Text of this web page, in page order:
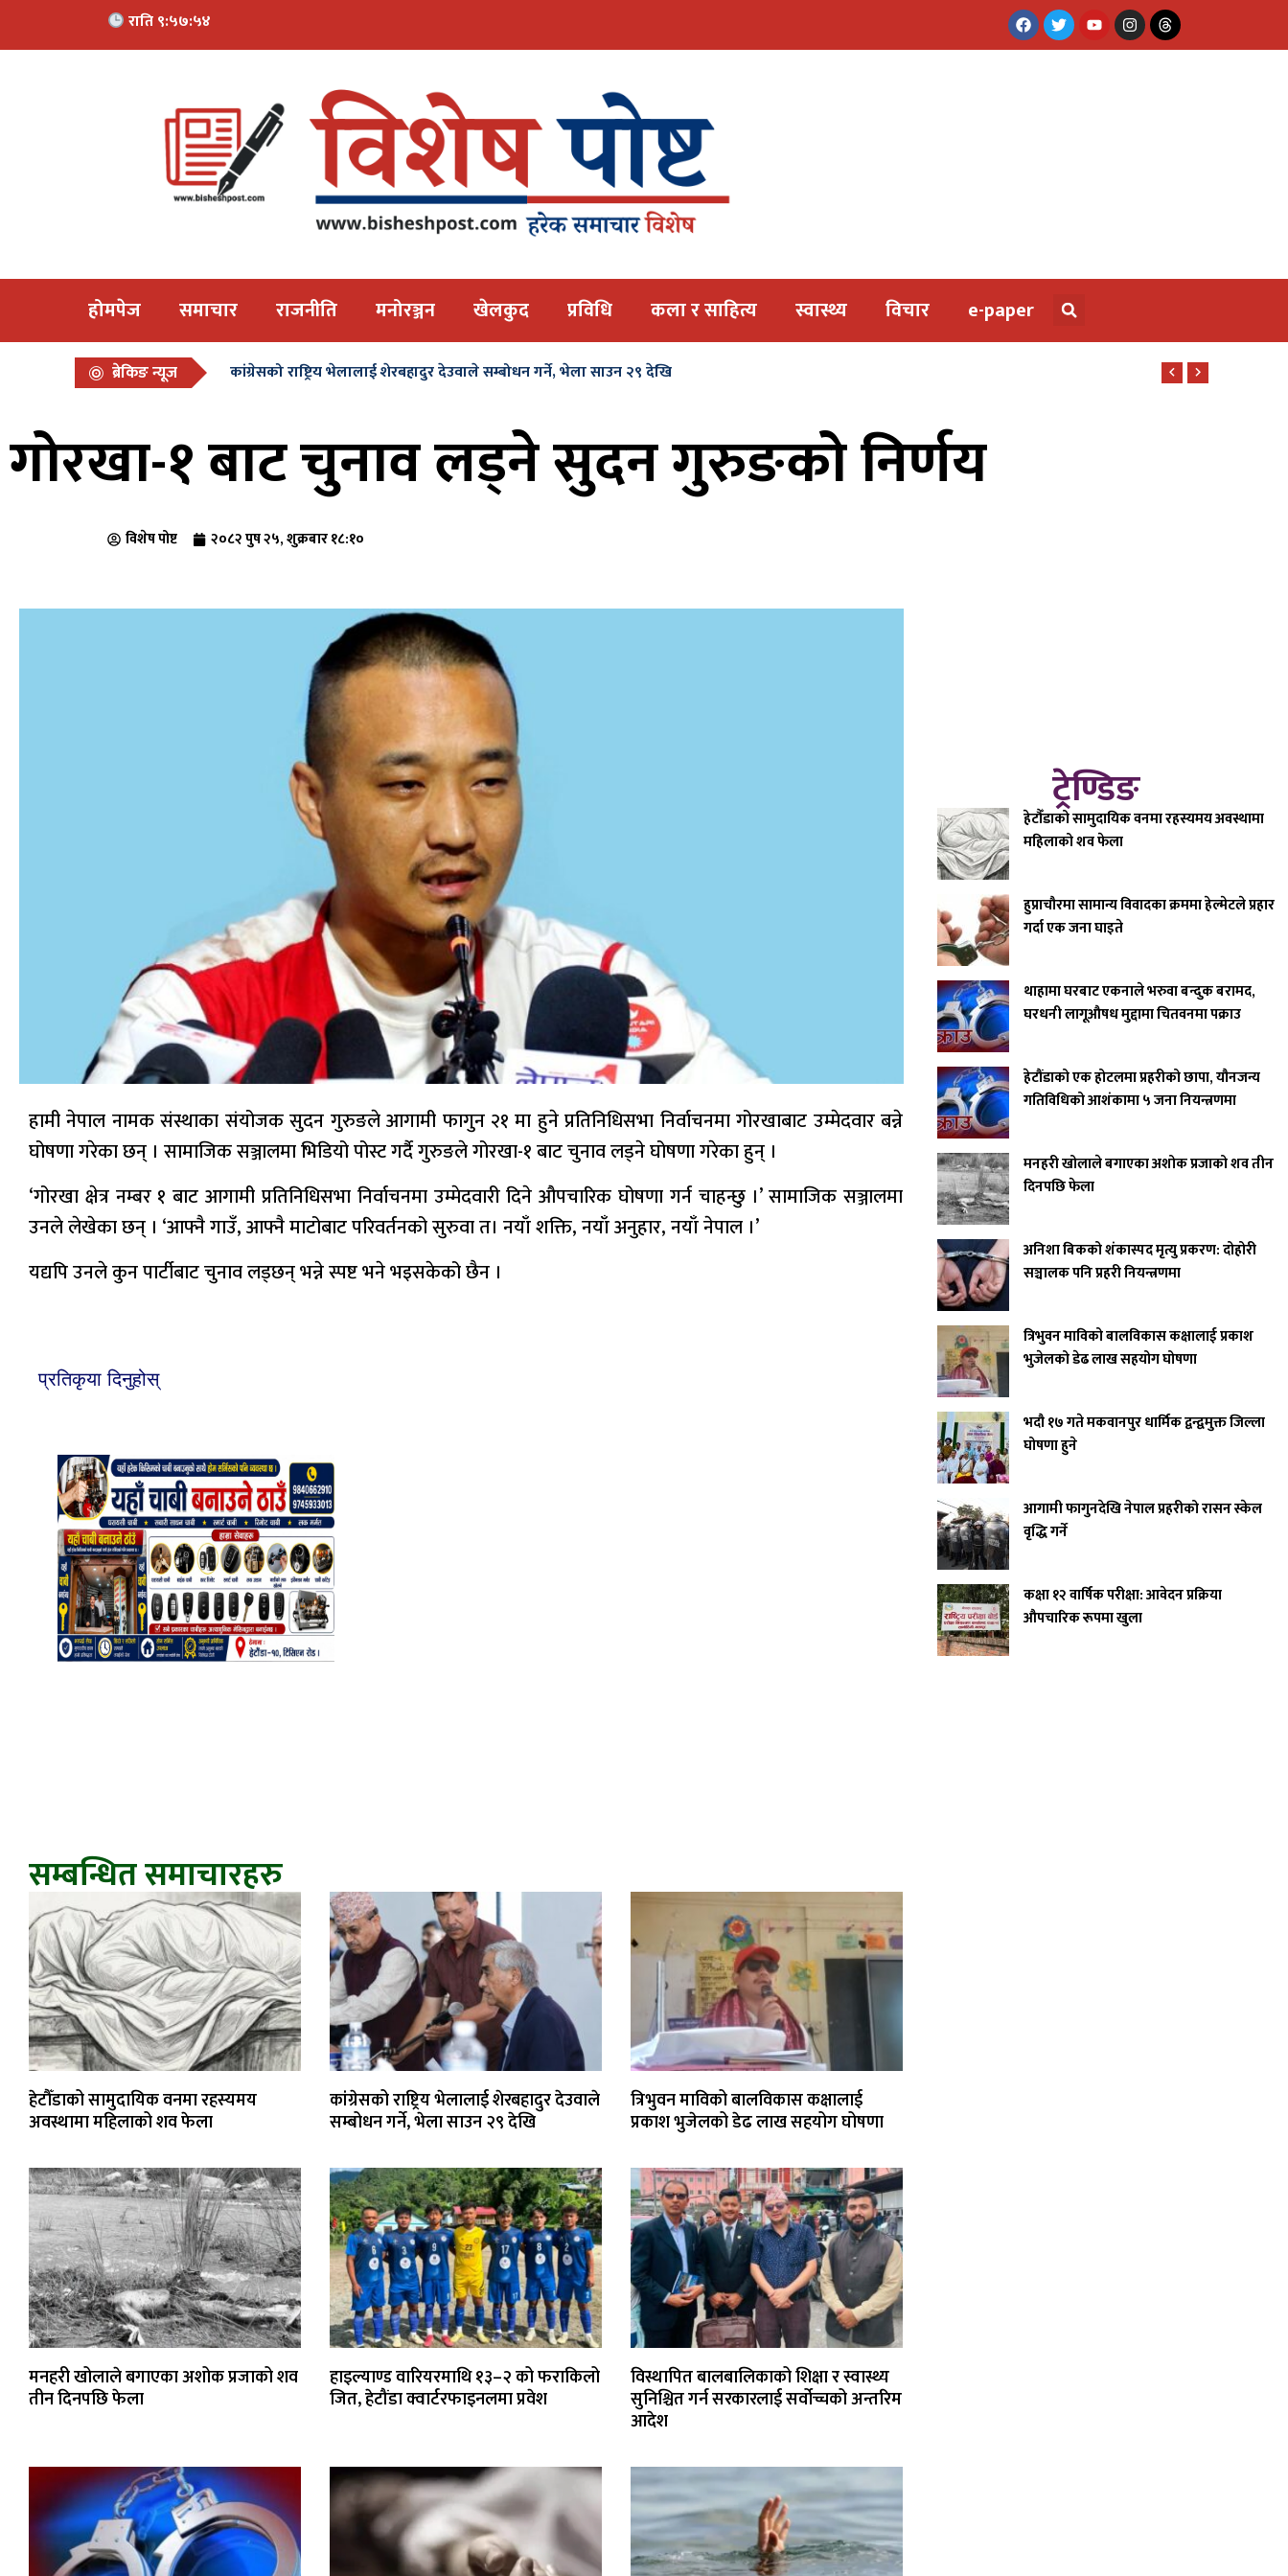
राति ९:५७:५५
होमपेज समाचार राजनीति मनोरञ्जन खेलकुद प्रविधि कला र साहित्य स्वास्थ्य विचार e-paper
ब्रेकिङ न्यूज कांग्रेसको राष्ट्रिय भेलालाई शेरबहादुर देउवाले सम्बोधन गर्ने, भेला साउन २९ देखि
गोरखा-१ बाट चुनाव लड्ने सुदन गुरुङको निर्णय
विशेष पोष्ट २०८२ पुष २५, शुक्रबार १८:१०
हामी नेपाल नामक संस्थाका संयोजक सुदन गुरुङले आगामी फागुन २१ मा हुने प्रतिनिधिसभा निर्वाचनमा गोरखाबाट उम्मेदवार बन्ने
घोषणा गरेका छन् । सामाजिक सञ्जालमा भिडियो पोस्ट गर्दै गुरुङले गोरखा-१ बाट चुनाव लड्ने घोषणा गरेका हुन् ।
‘गोरखा क्षेत्र नम्बर १ बाट आगामी प्रतिनिधिसभा निर्वाचनमा उम्मेदवारी दिने औपचारिक घोषणा गर्न चाहन्छु ।’ सामाजिक सञ्जालमा
उनले लेखेका छन् । ‘आफ्नै गाउँ, आफ्नै माटोबाट परिवर्तनको सुरुवा त। नयाँ शक्ति, नयाँ अनुहार, नयाँ नेपाल ।’
यद्यपि उनले कुन पार्टीबाट चुनाव लड्छन् भन्ने स्पष्ट भने भइसकेको छैन ।
प्रतिकृया दिनुहोस्
सम्बन्धित समाचारहरु
हेटौँडाको सामुदायिक वनमा रहस्यमय
अवस्थामा महिलाको शव फेला
कांग्रेसको राष्ट्रिय भेलालाई शेरबहादुर देउवाले
सम्बोधन गर्ने, भेला साउन २९ देखि
त्रिभुवन माविको बालविकास कक्षालाई
प्रकाश भुजेलको डेढ लाख सहयोग घोषणा
मनहरी खोलाले बगाएका अशोक प्रजाको शव
तीन दिनपछि फेला
हाइल्याण्ड वारियरमाथि १३–२ को फराकिलो
जित, हेटौंडा क्वार्टरफाइनलमा प्रवेश
विस्थापित बालबालिकाको शिक्षा र स्वास्थ्य
सुनिश्चित गर्न सरकारलाई सर्वोच्चको अन्तरिम
आदेश
ट्रेण्डिङ
हेटौँडाको सामुदायिक वनमा रहस्यमय अवस्थामा
महिलाको शव फेला
हुप्राचौरमा सामान्य विवादका क्रममा हेल्मेटले प्रहार
गर्दा एक जना घाइते
थाहामा घरबाट एकनाले भरुवा बन्दुक बरामद,
घरधनी लागूऔषध मुद्दामा चितवनमा पक्राउ
हेटौंडाको एक होटलमा प्रहरीको छापा, यौनजन्य
गतिविधिको आशंकामा ५ जना नियन्त्रणमा
मनहरी खोलाले बगाएका अशोक प्रजाको शव तीन
दिनपछि फेला
अनिशा बिकको शंकास्पद मृत्यु प्रकरण: दोहोरी
सञ्चालक पनि प्रहरी नियन्त्रणमा
त्रिभुवन माविको बालविकास कक्षालाई प्रकाश
भुजेलको डेढ लाख सहयोग घोषणा
भदौ १७ गते मकवानपुर धार्मिक द्वन्द्वमुक्त जिल्ला
घोषणा हुने
आगामी फागुनदेखि नेपाल प्रहरीको रासन स्केल
वृद्धि गर्ने
कक्षा १२ वार्षिक परीक्षा: आवेदन प्रक्रिया
औपचारिक रूपमा खुला